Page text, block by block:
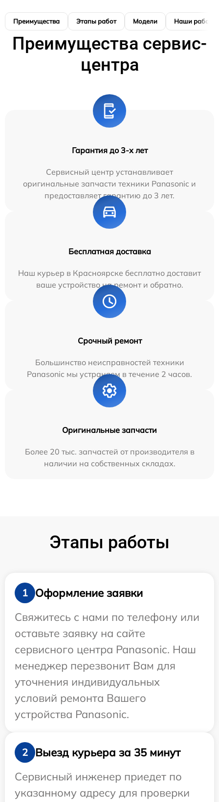
Преимущества Этапы работ Модели Наши работы
Преимущества сервис-
центра
Гарантия до 3-х лет
Сервисный центр устанавливает
оригинальные запчасти техники Panasonic и
предоставляет гарантию до 3 лет.
Бесплатная доставка
Наш курьер в Красноярске бесплатно доставит
ваше устройство на ремонт и обратно.
Срочный ремонт
Большинство неисправностей техники
Panasonic мы устраняем в течение 2 часов.
Оригинальные запчасти
Более 20 тыс. запчастей от производителя в
наличии на собственных складах.
Этапы работы
1
Оформление заявки
Свяжитесь с нами по телефону или
оставьте заявку на сайте
сервисного центра Panasonic. Наш
менеджер перезвонит Вам для
уточнения индивидуальных
условий ремонта Вашего
устройства Panasonic.
2
Выезд курьера за 35 минут
Сервисный инженер приедет по
указанному адресу для проверки